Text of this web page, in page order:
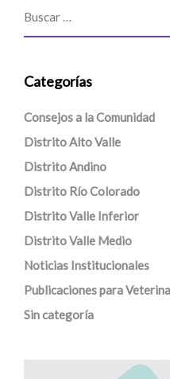
Categorías
Consejos a la Comunidad
Distrito Alto Valle
Distrito Andino
Distrito Río Colorado
Distrito Valle Inferior
Distrito Valle Medio
Noticias Institucionales
Publicaciones para
Sin categoría